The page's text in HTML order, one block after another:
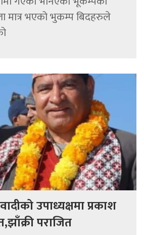
मात्र भएको भुकम्प बिदहरुले
उपाध्यक्षमा प्रकाश
पराजित